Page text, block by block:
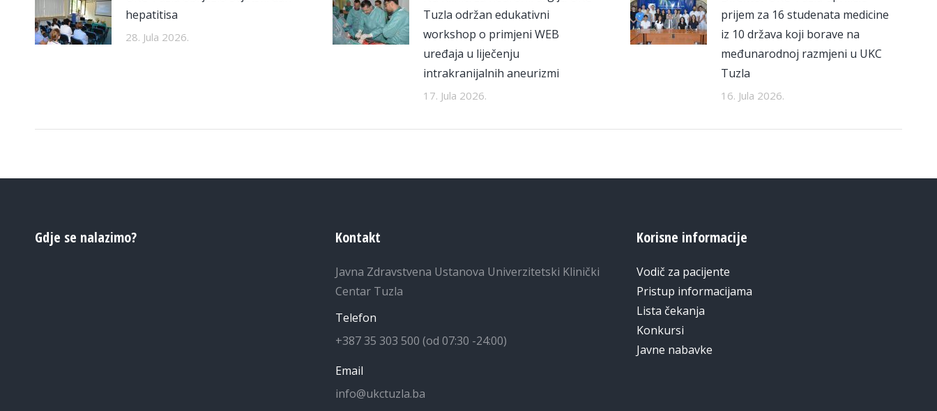
hepatitisa
28. Jula 2026.
Tuzla održan edukativni
workshop o primjeni WEB
uređaja u liječenju
intrakranijalnih aneurizmi
17. Jula 2026.
prijem za 16 studenata medicine
iz 10 država koji borave na
međunarodnoj razmjeni u UKC
Tuzla
16. Jula 2026.
Gdje se nalazimo? Kontakt
Javna Zdravstvena Ustanova Univerzitetski Klinički
Centar Tuzla
Telefon
+387 35 303 500 (od 07:30 -24:00)
Email
info@ukctuzla.ba
Korisne informacije
Vodič za pacijente
Pristup informacijama
Lista čekanja
Konkursi
Javne nabavke